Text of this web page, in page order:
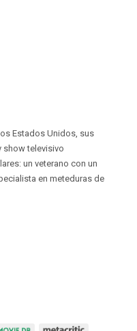
Estados Unidos, sus
show televisivo
un veterano con un
en meteduras de